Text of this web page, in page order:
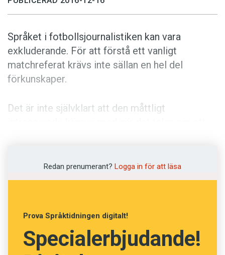
Podden
Anmäl till språkpolisen
Föreslå nyord
Annonsera
Läs Språktidningen digitalt
Språket i fotbollsjournalistiken kan vara
exkluderande. För att förstå ett vanligt
matchreferat krävs inte sällan en hel del
förkunskaper.
Det är inte självklart att den måttligt
taka-fotboll, ’kortpassningsspel’, påsista
tredjedelen, ’området närmast motståndarens
I denna bok analyserar språkforskaren Barbro
Lundin fotbollsspråket så som det återges i
medierna. Hon diskuterar bland annat stilistik,
Redan prenumerant? Logga in för att läsa
Prova Språktidningen digitalt!
Specialerbjudande!